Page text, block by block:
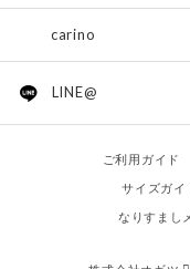
carino
LINE@
ご利用ガイド
サイズガイ
なりすまし